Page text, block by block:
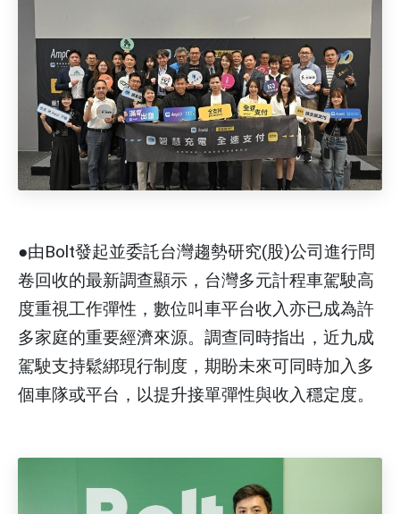
●由Bolt發起並委託台灣趨勢研究(股)公司進行問
卷回收的最新調查顯示，台灣多元計程車駕駛高
度重視工作彈性，數位叫車平台收入亦已成為許
多家庭的重要經濟來源。調查同時指出，近九成
駕駛支持鬆綁現行制度，期盼未來可同時加入多
個車隊或平台，以提升接單彈性與收入穩定度。